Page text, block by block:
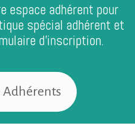
espace adhérent pour
spécial adhérent et
d’inscription.
Adhérents